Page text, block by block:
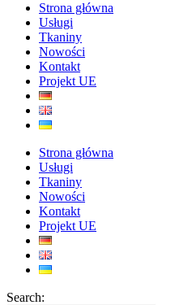
Strona główna
Usługi
Tkaniny
Nowości
Kontakt
Projekt UE
Strona główna
Usługi
Tkaniny
Nowości
Kontakt
Projekt UE
Search: